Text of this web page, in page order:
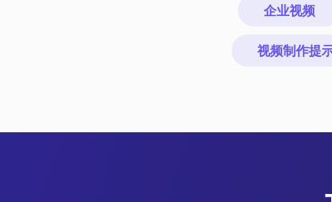
企业视频
视频制作提